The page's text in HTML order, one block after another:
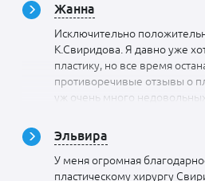
Жанна
Исключительно
К.Свиридова. Я давно уже
пластику, но все время
противоречивые отзывы о
уж очень много
пишут об этом в интернете,
страшновато. В конце
на секунду не пожалела.
на консультацию, М. К.
Эльвира
У меня огромная
пластическому хирургу